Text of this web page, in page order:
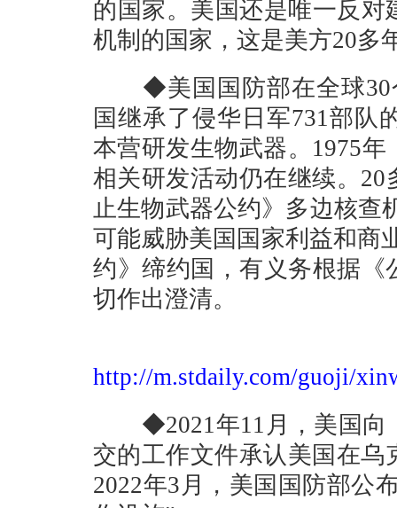
的国家。美国还是唯一反
机制的国家，这是美方20多
◆美国国防部在全球30
国继承了侵华日军731部队
本营研发生物武器。1975
相关研发活动仍在继续。
止生物武器公约》多边核查
可能威胁美国国家利益和商
约》缔约国，有义务根据
切作出澄清。
http://m.stdaily.com/guoji/
◆2021年11月，美国向
交的工作文件承认美国在乌
2022年3月，美国国防部公